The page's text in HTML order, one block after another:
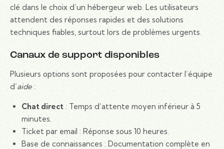
clé dans le choix d’un hébergeur web. Les utilisateurs
attendent des réponses rapides et des solutions
techniques fiables, surtout lors de problèmes urgents.
Canaux de support disponibles
Plusieurs options sont proposées pour contacter l’équipe
d’aide :
Chat direct: Temps d’attente moyen inférieur à 5
minutes.
Ticket par email : Réponse sous 10 heures.
Base de connaissances : Documentation complète en